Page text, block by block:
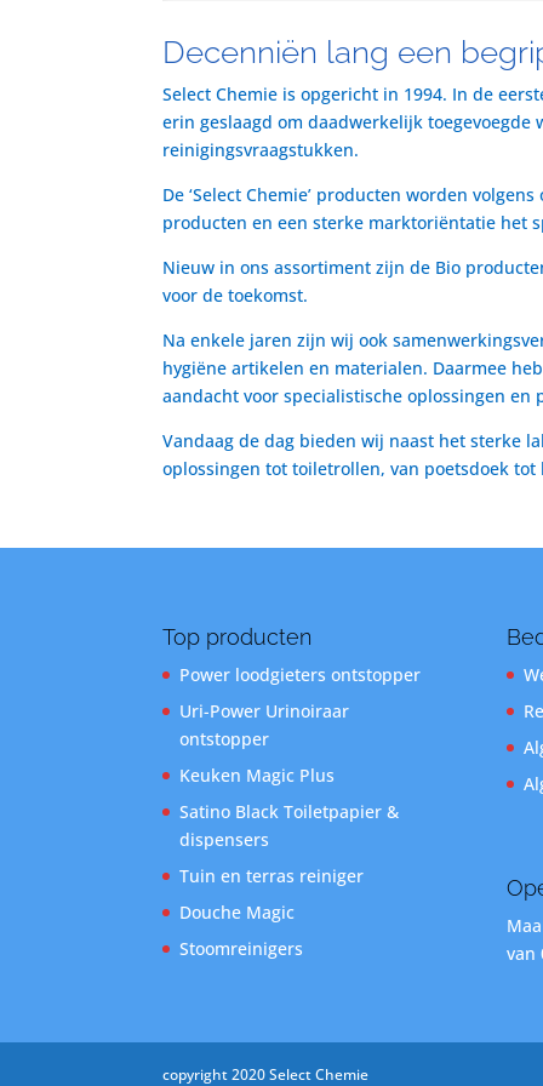
Decenniën lang een
Select Chemie is opgericht in 1994. In de
erin geslaagd om daadwerkelijk
reinigingsvraagstukken.
De ‘Select Chemie’ producten worden
producten en een sterke marktoriëntatie het
Nieuw in ons assortiment zijn de Bio
voor de toekomst.
Na enkele jaren zijn wij ook
hygiëne artikelen en materialen. Daarmee
aandacht voor specialistische oplossingen en
Vandaag de dag bieden wij naast het sterke
oplossingen tot toiletrollen, van poetsdoek
Top producten
Power loodgieters ontstopper
Uri-Power Urinoiraar
ontstopper
Keuken Magic Plus
Satino Black Toiletpapier &
dispensers
Tuin en terras reiniger
Douche Magic
Stoomreinigers
van
copyright 2020 Select Chemie